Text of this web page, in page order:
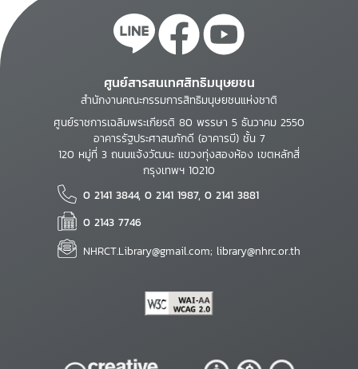
ศูนย์สารสนเทศสิทธิมนุษยชน
สำนักงานคณะกรรมการสิทธิมนุษยชนแห่งชาติ
ศูนย์ราชการเฉลิมพระเกียรติ 80 พรรษา 5 ธันวาคม 2550
อาคารรัฐประศาสนภักดี (อาคารบี) ชั้น 7
120 หมู่ที่ 3 ถนนแจ้งวัฒนะ แขวงทุ่งสองห้อง เขตหลักสี่
กรุงเทพฯ 10210
0 2141 3844, 0 2141 1987, 0 2141 3881
0 2143 7746
NHRCT.Library@gmail.com; library@nhrc.or.th